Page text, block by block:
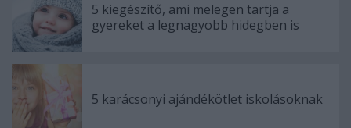
5 kiegészítő, ami melegen tartja a
gyereket a legnagyobb hidegben is
5 karácsonyi ajándékötlet iskolásoknak